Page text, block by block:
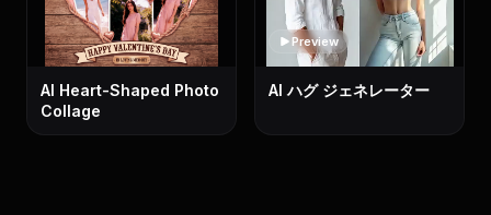
AI Heart-Shaped Photo
Collage
Preview
AI ハグ ジェネレーター